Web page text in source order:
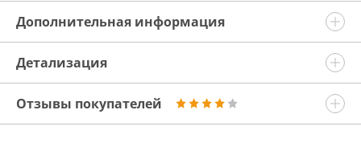
Дополнительная информация
Детализация
Отзывы покупателей